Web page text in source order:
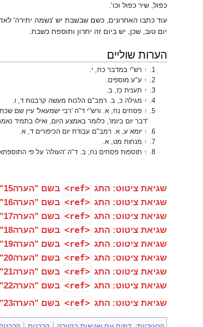
כפול, שיר כפול וכו'.
עוד כתבו האחרונים, כשם שבשבת יש 'נשמה יתירה'
יום טוב, שכן, יש ביום זה יתרון ותוספת כשבת.
הערות שוליים
↑ רש"י במדבר כח, י.
↑ ע"ע מוספים.
↑ תענית כז, ב.
↑ מגילה כ, ב. רמב"ם הלכות מעשה קרבנות ד, ו.
↑ פסחים נח, א. ורש"י ד"ה 'רבי ישמעאל' עיין שם
'דבר יום ביומו', כלומר באמצע היום, ואילו בתמיד
↑ יומא ע, א. רמב"ם עבודת יום הכיפורים ד, א.
↑ מנחות מט, א.
↑ תוספות פסחים נח, ב. ד"ה 'העולה' על פי
שגיאת ציטוט: התג <ref> בשם "הערה15" המוגדר בתוך
שגיאת ציטוט: התג <ref> בשם "הערה16" המוגדר בתוך
שגיאת ציטוט: התג <ref> בשם "הערה17" המוגדר בתוך
שגיאת ציטוט: התג <ref> בשם "הערה18" המוגדר בתוך
שגיאת ציטוט: התג <ref> בשם "הערה19" המוגדר בתוך
שגיאת ציטוט: התג <ref> בשם "הערה20" המוגדר בתוך
שגיאת ציטוט: התג <ref> בשם "הערה21" המוגדר בתוך
שגיאת ציטוט: התג <ref> בשם "הערה22" המוגדר בתוך
שגיאת ציטוט: התג <ref> בשם "הערה23" המוגדר בתוך